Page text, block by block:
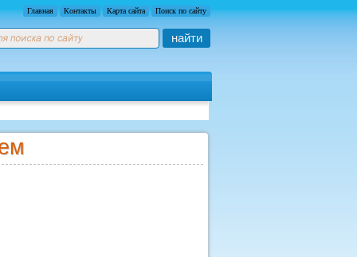
Главная Контакты Карта сайта Поиск по сайту
найти